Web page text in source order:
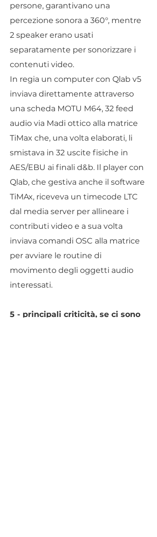
persone, garantivano una
percezione sonora a 360°, mentre
2 speaker erano usati
separatamente per sonorizzare i
contenuti video.
In regia un computer con Qlab v5
inviava direttamente attraverso
una scheda MOTU M64, 32 feed
audio via Madi ottico alla matrice
TiMax che, una volta elaborati, li
smistava in 32 uscite fisiche in
AES/EBU ai finali d&b. Il player con
Qlab, che gestiva anche il software
TiMAx, riceveva un timecode LTC
dal media server per allineare i
contributi video e a sua volta
inviava comandi OSC alla matrice
per avviare le routine di
movimento degli oggetti audio
interessati.
5 - principali criticità, se ci sono